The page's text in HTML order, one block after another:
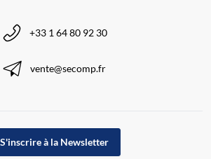
+33 1 64 80 92 30
vente@secomp.fr
S'inscrire à la Newsletter